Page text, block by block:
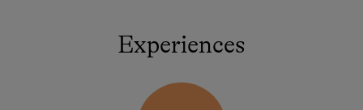
Experiences